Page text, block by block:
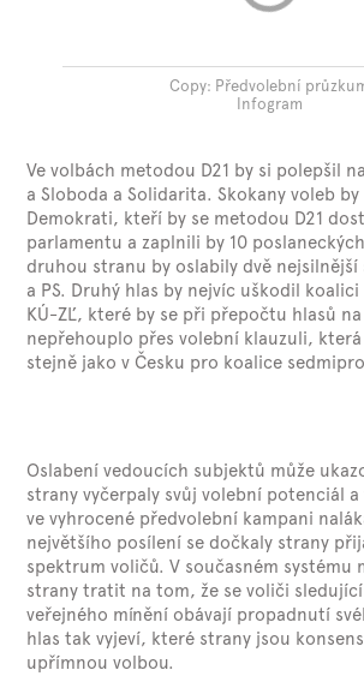
Copy: Předvolební
Infogram
Ve volbách metodou D21 by si polepšil
a Sloboda a Solidarita. Skokany voleb by
Demokrati, kteří by se metodou D21
parlamentu a zaplnili by 10
druhou stranu by oslabily dvě nejsilnější
a PS. Druhý hlas by nejvíc uškodil
KÚ-ZĽ, které by se při přepočtu hlasů na
nepřehouplo přes volební klauzuli, která
stejně jako v Česku pro koalice
Oslabení vedoucích subjektů může
strany vyčerpaly svůj volební potenciál a
ve vyhrocené předvolební kampani
největšího posílení se dočkaly strany
spektrum voličů. V současném systému
strany tratit na tom, že se voliči
veřejného mínění obávají propadnutí
hlas tak vyjeví, které strany jsou
upřímnou volbou.